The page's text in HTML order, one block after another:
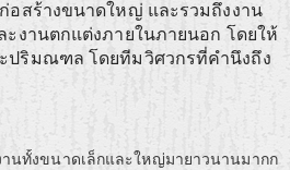
อสร้างขนาดใหญ่ และรวมถึงงาน
ะงานตกแต่งภายในภายนอก โดยให้
ปริมณฑล โดยทีมวิศวกรที่คำนึงถึง
นทั้งขนาดเล็กและใหญ่มายาวนานมากก